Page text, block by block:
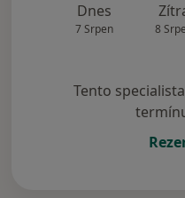
Dnes
7 Srpen 8
Tento